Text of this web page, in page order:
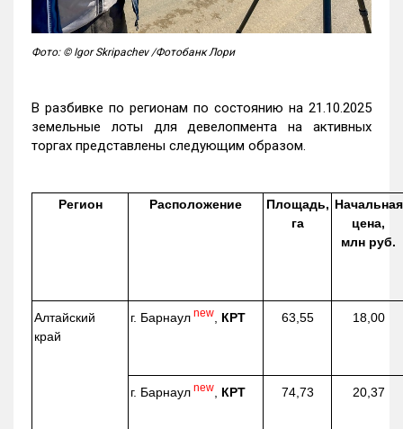
Фото: © Igor Skripachev /Фотобанк Лори
В разбивке по регионам по состоянию на 21.10.2025
земельные лоты для девелопмента на активных
торгах представлены следующим образом.
Регион Расположение
Площадь,
га
Начальная
цена,
млн руб.
Алтайский
край
г. Барнаул new КРТ 63,55 18,00
г. Барнаул new КРТ 74,73 20,37